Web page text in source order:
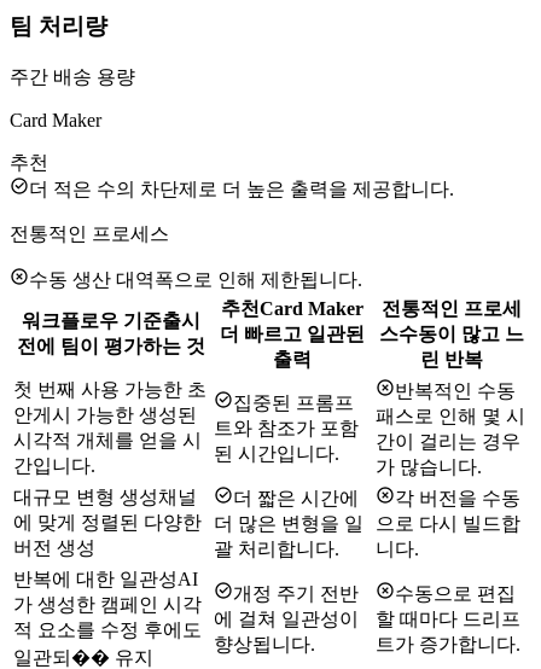
팀 처리량
주간 배송 용량
Card Maker
추천
더 적은 수의 차단제로 더 높은 출력을 제공합니다.
전통적인 프로세스
수동 생산 대역폭으로 인해 제한됩니다.
워크플로우 기준출시
전에 팀이 평가하는 것
추천Card Maker
더 빠르고 일관된
출력
전통적인 프로세
스수동이 많고 느
린 반복
첫 번째 사용 가능한 초
안게시 가능한 생성된
시각적 개체를 얻을 시
간입니다.
집중된 프롬프
트와 참조가 포함
된 시간입니다.
반복적인 수동
패스로 인해 몇 시
간이 걸리는 경우
가 많습니다.
대규모 변형 생성채널
에 맞게 정렬된 다양한
버전 생성
더 짧은 시간에
더 많은 변형을 일
괄 처리합니다.
각 버전을 수동
으로 다시 빌드합
니다.
반복에 대한 일관성AI
가 생성한 캠페인 시각
적 요소를 수정 후에도
일관되�� 유지
개정 주기 전반
에 걸쳐 일관성이
향상됩니다.
수동으로 편집
할 때마다 드리프
트가 증가합니다.